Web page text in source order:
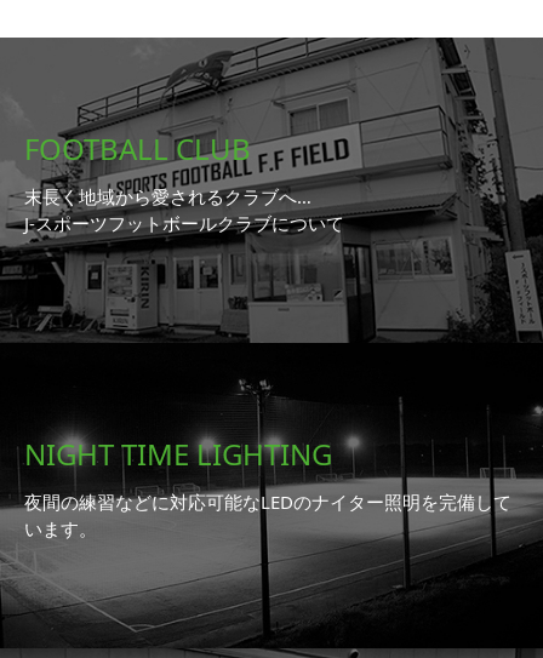
FOOTBALL CLUB
末長く地域から愛されるクラブへ…
J-スポーツフットボールクラブについて
NIGHT TIME LIGHTING
夜間の練習などに対応可能なLEDのナイター照明を完備して
います。